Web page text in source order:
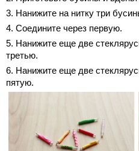
3. Нанижите на нитку три
4. Соедините через первую.
5. Нанижите еще две
третью.
6. Нанижите еще две
пятую.